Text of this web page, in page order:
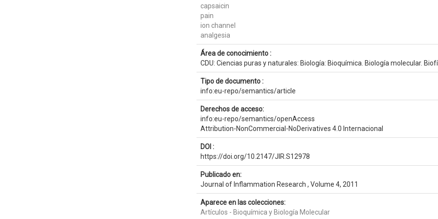
capsaicin
pain
ion channel
analgesia
Área de conocimiento :
CDU: Ciencias puras y naturales: Biología: Bioquímica. Biología molecular.
Tipo de documento :
info:eu-repo/semantics/article
Derechos de acceso:
info:eu-repo/semantics/openAccess
Attribution-NonCommercial-NoDerivatives 4.0 Internacional
DOI :
https://doi.org/10.2147/JIR.S12978
Publicado en:
Journal of Inflammation Research , Volume 4, 2011
Aparece en las colecciones:
Artículos - Bioquímica y Biología Molecular